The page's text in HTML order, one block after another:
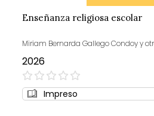
Enseñanza religiosa escolar
Miriam Bernarda Gallego Condoy y
2026
0%
Impreso